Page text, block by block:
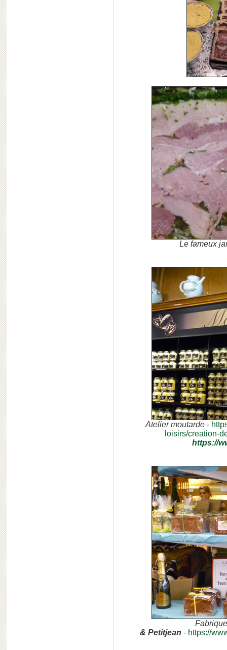
Le fameux
Atelier moutarde -
loisirs/creation-
https://
& Petitjean - https://